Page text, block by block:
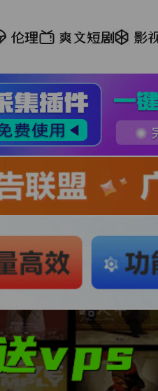
伦理 爽文短剧 影